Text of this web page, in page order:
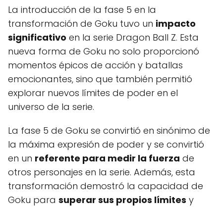
La introducción de la fase 5 en la
transformación de Goku tuvo un impacto
significativo en la serie Dragon Ball Z. Esta
nueva forma de Goku no solo proporcionó
momentos épicos de acción y batallas
emocionantes, sino que también permitió
explorar nuevos límites de poder en el
universo de la serie.
La fase 5 de Goku se convirtió en sinónimo de
la máxima expresión de poder y se convirtió
en un referente para medir la fuerza de
otros personajes en la serie. Además, esta
transformación demostró la capacidad de
Goku para superar sus propios límites y